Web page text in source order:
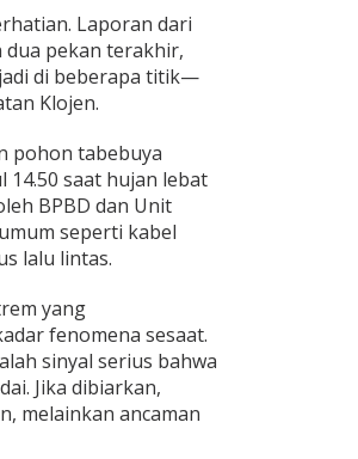
Laporan dari
dua pekan terakhir,
di beberapa titik—
Klojen.
pohon tabebuya
14.50 saat hujan lebat
BPBD dan Unit
seperti kabel
lalu lintas.
yang
fenomena sesaat.
sinyal serius bahwa
Jika dibiarkan,
melainkan ancaman